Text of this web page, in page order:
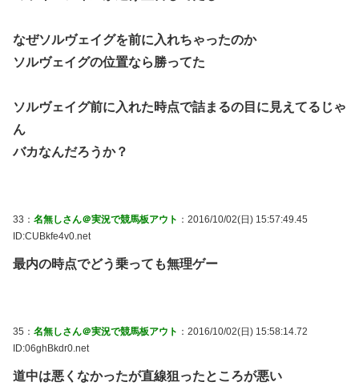
なぜソルヴェイグを前に入れちゃったのか
ソルヴェイグの位置なら勝ってた
ソルヴェイグ前に入れた時点で詰まるの目に見えてるじゃ
ん
バカなんだろうか？
33： 名無しさん＠実況で競馬板アウト ：2016/10/02(日) 15:57:49.45
ID:CUBkfe4v0.net
最内の時点でどう乗っても無理ゲー
35： 名無しさん＠実況で競馬板アウト ：2016/10/02(日) 15:58:14.72
ID:06ghBkdr0.net
道中は悪くなかったが直線狙ったところが悪い